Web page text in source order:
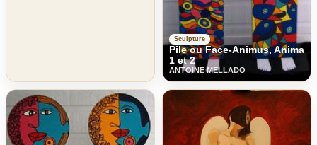
Sculpture
Pile ou Face-Animus, Anima
1 et 2
ANTOINE MELLADO